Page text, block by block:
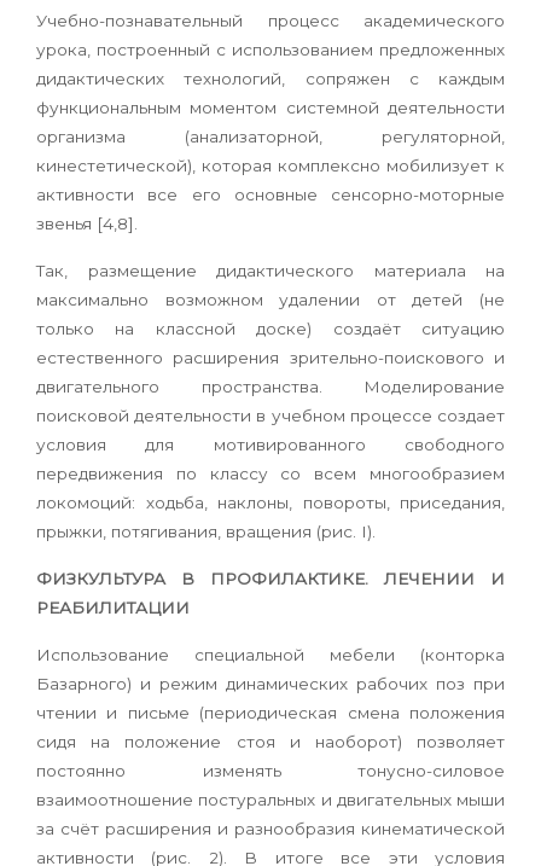
Учебно-познавательный процесс академического
урока, построенный с использованием предложенных
дидактических технологий, сопряжен с каждым
функциональным моментом системной деятельности
организма (анализаторной, регуляторной,
кинестетической), которая комплексно мобилизует к
активности все его основные сенсорно-моторные
звенья [4,8].
Так, размещение дидактического материала на
максимально возможном удалении от детей (не
только на классной доске) создаёт ситуацию
естественного расширения зрительно-поискового и
двигательного пространства. Моделирование
поисковой деятельности в учебном процессе создает
условия для мотивированного свободного
передвижения по классу со всем многообразием
локомоций: ходьба, наклоны, повороты, приседания,
прыжки, потягивания, вращения (рис. I).
ФИЗКУЛЬТУРА
В ПРОФИЛАКТИКЕ. ЛЕЧЕНИИ И
РЕАБИЛИТАЦИИ
Использование специальной мебели (конторка
Базарного) и режим динамических рабочих поз при
чтении и письме (периодическая смена положения
сидя на положение стоя и наоборот) позволяет
постоянно изменять тонусно-силовое
взаимоотношение постуральных и двигательных мыши
за счёт расширения и разнообразия кинематической
активности (рис. 2). В итоге все эти условия